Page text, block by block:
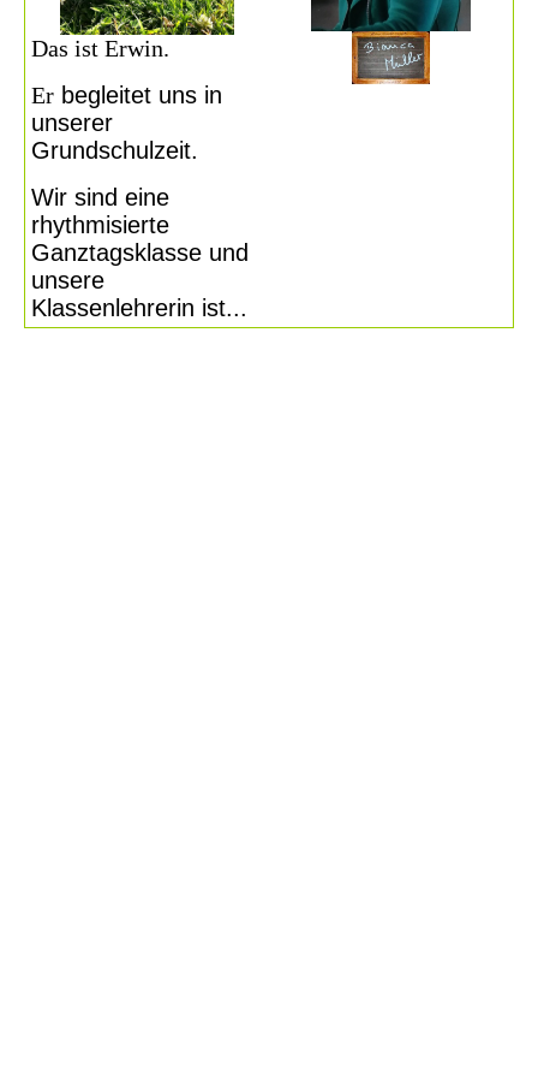
Das ist Erwin.
Er begleitet uns in
unserer
Grundschulzeit.
Wir sind eine
rhythmisierte
Ganztagsklasse und
unsere
Klassenlehrerin ist...